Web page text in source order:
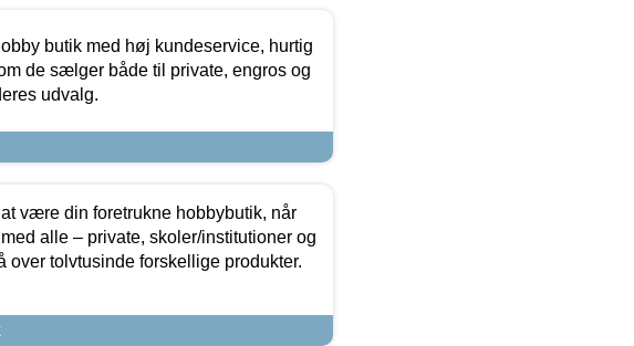
butik med høj kundeservice, hurtig
de sælger både til private, engros og
udvalg.
være din foretrukne hobbybutik, når
alle – private, skoler/institutioner og
over tolvtusinde forskellige produkter.